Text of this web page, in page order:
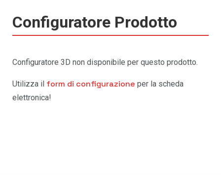
Configuratore Prodotto
Configuratore 3D non disponibile per questo prodotto.
Utilizza il form di configurazione per la scheda
elettronica!